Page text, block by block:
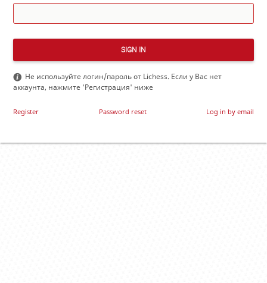
SIGN IN
Не используйте логин/пароль от Lichess. Если у Вас нет
аккаунта, нажмите 'Регистрация' ниже
Register Password reset Log in by email